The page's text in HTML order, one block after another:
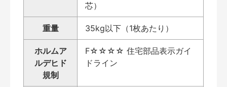
芯）
重量 35kg以下（1枚あたり）
ホルムア
ルデヒド
規制
F☆☆☆☆ 住宅部品表示ガイ
ドライン